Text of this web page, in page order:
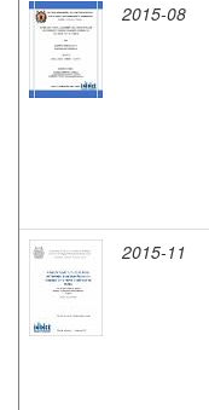
2015-08
2015-11